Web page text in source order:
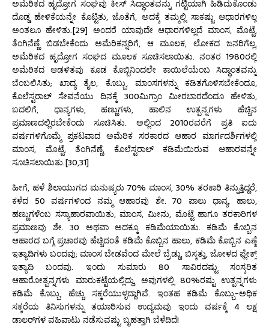
ಅಮೆರಿಕದ ಹೃದ್ರೋಗ ಸಂಘವು ಕೀಸ್ ಸಿದ್ಧಾಂತವನ್ನು ಗಟ್ಟಿಯಾಗಿ ಹಿಡಿದುಕೊಂಡು
ದೊಡ್ಡ ಹೇಳಿಕೆಯನ್ನೇ ಕೊಟ್ಟಿತು, ಜೊತೆಗೆ, ಅದಕ್ಕೆ ತಮ್ಮಲ್ಲಿ ಸಾಕಷ್ಟು ಆಧಾರಗಳಿಲ್ಲ
ಅಂತಲೂ ಹೇಳಿತು.[29] ಅಂದರೆ ಯಾವುದೇ ಆಧಾರಗಳಿಲ್ಲದೆ ಮಾಂಸ, ಮೊಟ್ಟೆ,
ತೆಂಗಿನೆಣ್ಣೆ ಬಿಡಬೇಕೆಂದು ಅಮೆರಿಕನ್ನರಿಗೆ, ಆ ಮೂಲಕ, ಲೋಕದ ಜನರಿಗೆಲ್ಲ,
ಅಮೆರಿಕದ ಹೃದ್ರೋಗ ಸಂಘದ ಮೂಲಕ ಸೂಚಿಸಲಾಯಿತು. ನಂತರ 1980ರಲ್ಲಿ
ಅಮೆರಿಕದ ಆಡಳಿತವು ಕೂಡ ಕೊಬ್ಬಿನಿಂದಲೇ ಕಾಯಿಲೆಯೆಂಬ ಸಿದ್ಧಾಂತವನ್ನು
ಬೆಂಬಲಿಸಿತು; ಖಾದ್ಯ ತೈಲ, ಕೊಬ್ಬು, ಮಾಂಸಗಳನ್ನು ಕಡಿತಗೊಳಿಸಬೇಕೆಂದೂ,
ಕೊಲೆಸ್ಟರಾಲ್ ಸೇವನೆಯು ದಿನಕ್ಕೆ 300ಮಿಗ್ರಾಂ ಮೀರಬಾರದೆಂದೂ ಹೇಳಿತು,
ಬದಲಿಗೆ, ಧಾನ್ಯಗಳು, ಹಣ್ಣುಗಳು, ಹಾಲಿನ ಉತ್ಪನ್ನಗಳು ಹೆಚ್ಚಿನ
ಪ್ರಮಾಣದಲ್ಲಿರಬೇಕೆಂದು ಸೂಚಿಸಿತು. ಅಲ್ಲಿಂದ 2010ರವರೆಗೆ ಪ್ರತಿ ಐದು
ವರ್ಷಗಳಿಗೊಮ್ಮೆ ಪ್ರಕಟವಾದ ಅಮೆರಿಕ ಸರಕಾರದ ಆಹಾರ ಮಾರ್ಗದರ್ಶಿಗಳಲ್ಲಿ
ಮಾಂಸ, ಮೊಟ್ಟೆ, ತೆಂಗಿನೆಣ್ಣೆ, ಕೊಲೆಸ್ಟರಾಲ್ ಕಡಿಮೆಯಿರುವ ಆಹಾರವನ್ನೇ
ಸೂಚಿಸಲಾಯಿತು.[30,31]
ಹೀಗೆ, ಹಳೆ ಶಿಲಾಯುಗದ ಮನುಷ್ಯರು 70% ಮಾಂಸ, 30% ತರಕಾರಿ ತಿನ್ನುತ್ತಿದ್ದರೆ,
ಕಳೆದ 50 ವರ್ಷಗಳಿಂದ ನಮ್ಮ ಆಹಾರವು ಶೇ. 70 ಪಾಲು ಧಾನ್ಯ, ಹಾಲು,
ಹಣ್ಣುಗಳೆಂಬ ಸಸ್ಯಾಹಾರವಾಯಿತು, ಮಾಂಸ, ಮೀನು, ಮೊಟ್ಟೆ ಹಾಗೂ ತರಕಾರಿಗಳ
ಪ್ರಮಾಣವು ಶೇ. 30 ಅಥವಾ ಅದಕ್ಕೂ ಕಡಿಮೆಯಾಯಿತು. ಕಡಿಮೆ ಕೊಬ್ಬಿನ
ಆಹಾರದ ಬಗ್ಗೆ ಪ್ರಚಾರವು ಹೆಚ್ಚಿದಂತೆ ಕಡಿಮೆ ಕೊಬ್ಬಿನ ಹಾಲು, ಕಡಿಮೆ ಕೊಬ್ಬಿನ ಎಣ್ಣೆ
ಇತ್ಯಾದಿಗಳು ಬಂದವು; ಮಾಂಸ ಬೇಡವೆಂದ ಮೇಲೆ ಬ್ರೆಡ್ಡು, ಬಿಸ್ಕತ್ತು, ಜೋಳದ ಫ್ಲೇಕ್ಸ್
ಇತ್ಯಾದಿ ಬಂದವು. ಇಂದು ಸುಮಾರು 80 ಸಾವಿರದಷ್ಟು ಸಂಸ್ಕರಿತ
ಆಹಾರೋತ್ಪನ್ನಗಳು ಮಾರುಕಟ್ಟೆಯಲ್ಲಿದ್ದು, ಅವುಗಳಲ್ಲಿ 80%ರಷ್ಟು ಉತ್ಪನ್ನಗಳು
ಕಡಿಮೆ ಕೊಬ್ಬು, ಹೆಚ್ಚು ಸಕ್ಕರೆಯುಳ್ಳದ್ದಾಗಿವೆ. ಇಂತಹ ಕಡಿಮೆ ಕೊಬ್ಬು-ಅಧಿಕ
ಸಕ್ಕರೆಯ ತಿನಿಸುಗಳನ್ನು ತಯಾರಿಸುವ ಉದ್ಯಮವು ಇಂದು ವರ್ಷಕ್ಕೆ 4 ಲಕ್ಷ
ಡಾಲರ್‌ಗಳ ವಹಿವಾಟು ನಡೆಸುವಷ್ಟು ಬೃಹತ್ತಾಗಿ ಬೆಳೆದಿದೆ!